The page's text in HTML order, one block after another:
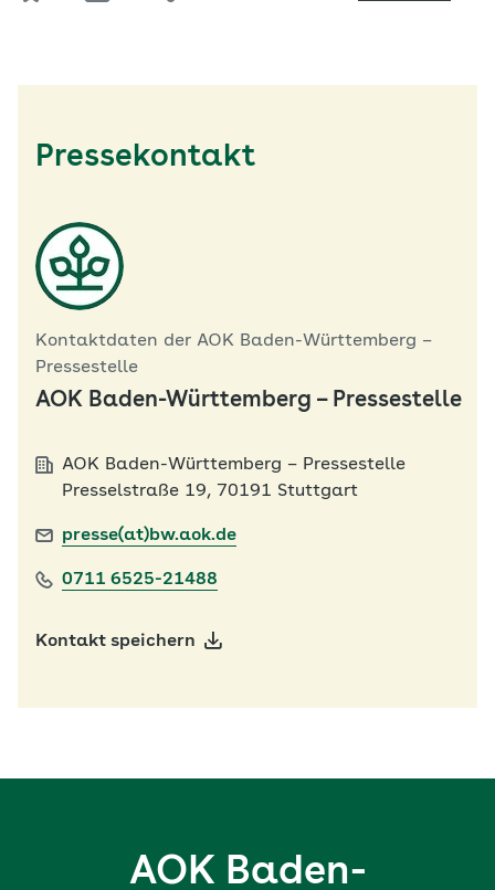
Pressekontakt
Kontaktdaten der AOK Baden-Württemberg –
Pressestelle
AOK Baden-Württemberg – Pressestelle
AOK Baden-Württemberg – Pressestelle
Presselstraße 19, 70191 Stuttgart
presse(at)bw.aok.de
0711 6525-21488
Kontakt speichern
AOK Baden-